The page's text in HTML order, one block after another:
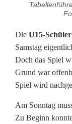
p
f
e
i
Die U15-Schüler
Samstag
Doch das Spiel
Grund war
Spiel wird
Am Sonntag
Zu Beginn